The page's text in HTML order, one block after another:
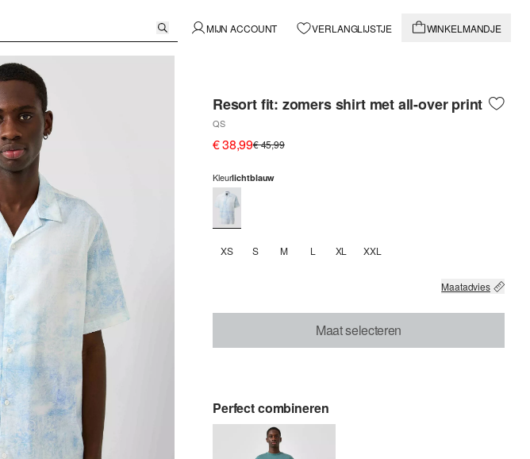
MIJN ACCOUNT VERLANGLIJSTJE WINKELMANDJE
Resort fit: zomers shirt met all-over print
QS
€ 38,99€ 45,99
Kleurlichtblauw
XS S M L XL XXL
Maatadvies
Maat selecteren
Perfect combineren